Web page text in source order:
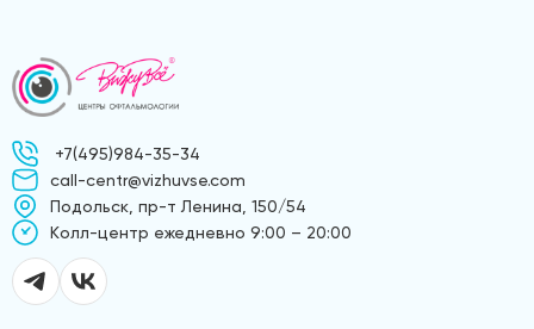
+7(495)984-35-34
call-centr@vizhuvse.com
Подольск, пр-т Ленина, 150/54
Kолл-центр ежедневно 9:00 – 20:00